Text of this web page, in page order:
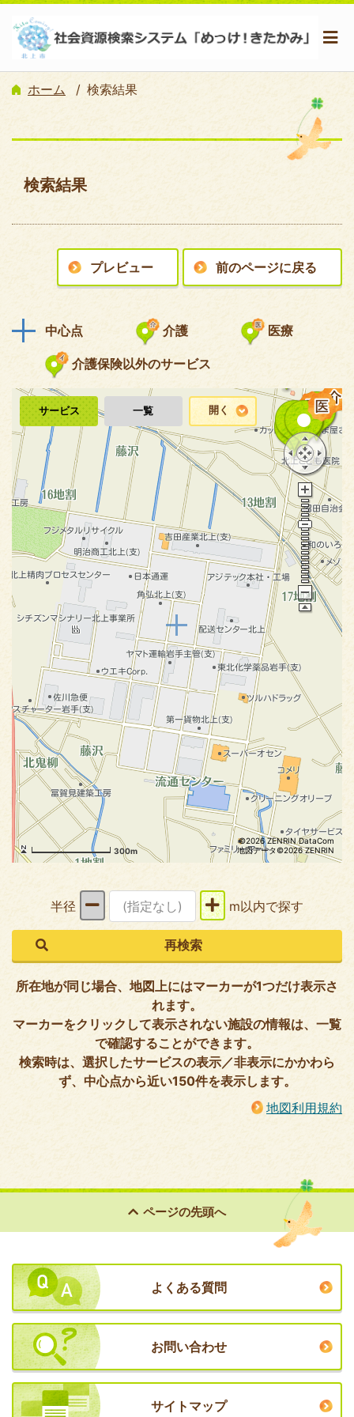
ホーム 検索結果
検索結果
プレビュー 前のページに戻る
中心点 介護 医療
介護保険以外のサービス
300m
サービス 一覧 開く
©2026 ZENRIN DataCom
地図データ©2026 ZENRIN
半径 m以内で探す
所在地が同じ場合、地図上にはマーカーが1つだけ表示さ
れます。
マーカーをクリックして表示されない施設の情報は、一覧
で確認することができます。
検索時は、選択したサービスの表示／非表示にかかわら
ず、中心点から近い150件を表示します。
地図利用規約
ページの先頭へ
よくある質問
お問い合わせ
サイトマップ